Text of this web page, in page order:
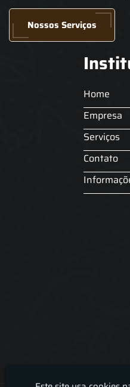
Nossos Serviços
Home
Empresa
Serviços
Contato